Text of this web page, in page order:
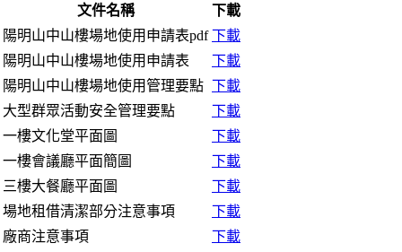
文件名稱
下載
陽明山中山樓場地使用申請表pdf 下載
陽明山中山樓場地使用申請表
下載
陽明山中山樓場地使用管理要點 下載
大型群眾活動安全管理要點
下載
一樓文化堂平面圖
下載
一樓會議廳平面簡圖
下載
三樓大餐廳平面圖
下載
場地租借清潔部分注意事項
下載
廠商注意事項
下載